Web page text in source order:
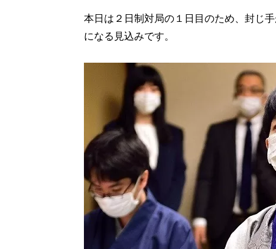
本日は２日制対局の１日目のため、封じ
になる見込みです。